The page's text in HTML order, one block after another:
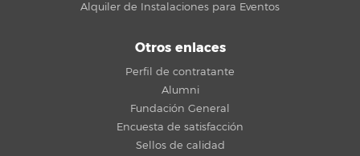
Alquiler de Instalaciones para Eventos
Otros enlaces
Perfil de contratante
Alumni
Fundación General
Encuesta de satisfacción
Sellos de calidad